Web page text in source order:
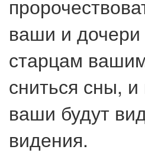
ваши и
старцам
сниться сны,
ваши будут
видения.